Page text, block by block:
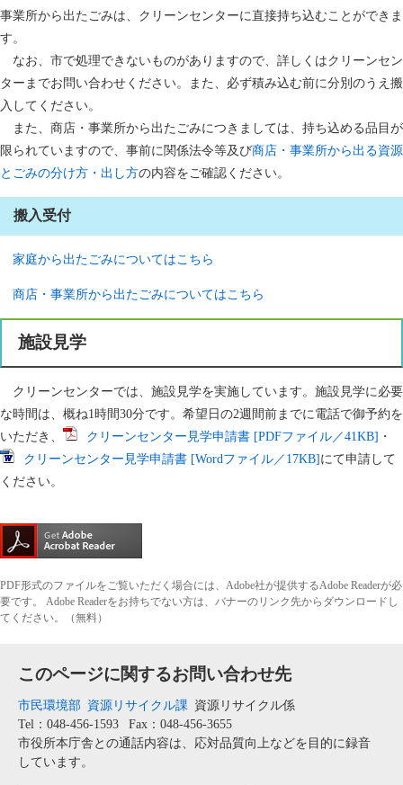
事業所から出たごみは、クリーンセンターに直接持ち込むことができま
す。
なお、市で処理できないものがありますので、詳しくはクリーンセン
ターまでお問い合わせください。また、必ず積み込む前に分別のうえ搬
入してください。
また、商店・事業所から出たごみにつきましては、持ち込める品目が
限られていますので、事前に関係法令等及び商店・事業所から出る資源
とごみの分け方・出し方の内容をご確認ください。
搬入受付
家庭から出たごみについてはこちら
商店・事業所から出たごみについてはこちら
施設見学
クリーンセンターでは、施設見学を実施しています。施設見学に必要
な時間は、概ね1時間30分です。希望日の2週間前までに電話で御予約を
いただき、
クリーンセンター見学申請書 [PDFファイル／41KB] ・
クリーンセンター見学申請書 [Wordファイル／17KB]にて申請して
ください。
PDF形式のファイルをご覧いただく場合には、Adobe社が提供するAdobe Readerが必
要です。
Adobe Readerをお持ちでない方は、バナーのリンク先からダウンロードし
てください。（無料）
このページに関するお問い合わせ先
市民環境部 資源リサイクル課 資源リサイクル係
Tel：048-456-1593
Fax：048-456-3655
市役所本庁舎との通話内容は、応対品質向上などを目的に録音
しています。